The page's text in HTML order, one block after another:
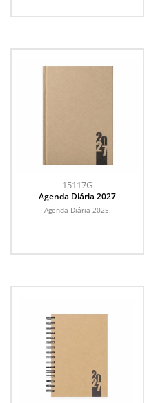
15117G
Agenda Diária 2027
Agenda Diária 2025.